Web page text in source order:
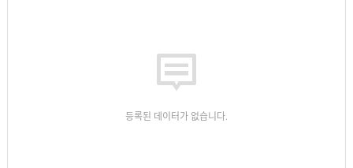
등록된 데이터가 없습니다.